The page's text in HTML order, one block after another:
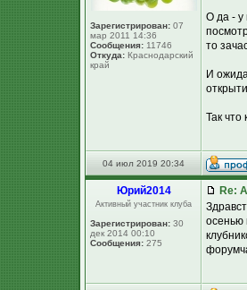
Зарегистрирован: 07
мар 2011 14:36
Сообщения: 11746
Откуда: Краснодарский
край
О да - у
то
И
Так что
04 июл 2019 20:34
Юpий2014
Активный участник клуба
Зарегистрирован: 30
дек 2014 00:10
Сообщения: 275
Re:
осенью